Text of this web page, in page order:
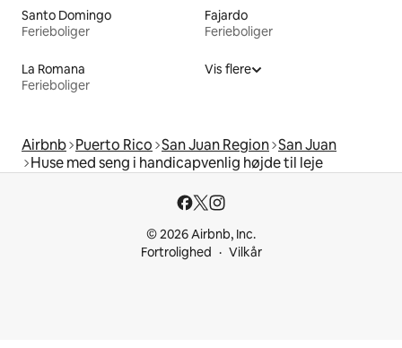
Santo Domingo
Ferieboliger
Fajardo
Ferieboliger
La Romana
Ferieboliger
Vis flere
Airbnb Puerto Rico San Juan Region San Juan
Huse med seng i handicapvenlig højde til leje
© 2026 Airbnb, Inc.
Fortrolighed
Vilkår